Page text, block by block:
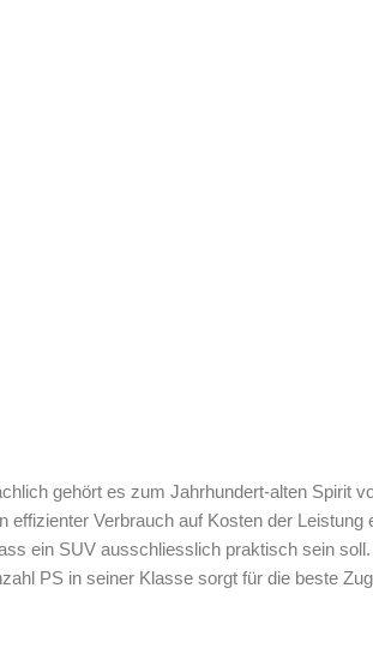
gehört es zum Jahrhundert-alten Spirit
Verbrauch auf Kosten der
ein SUV ausschliesslich praktisch sein
PS in seiner Klasse sorgt für die beste